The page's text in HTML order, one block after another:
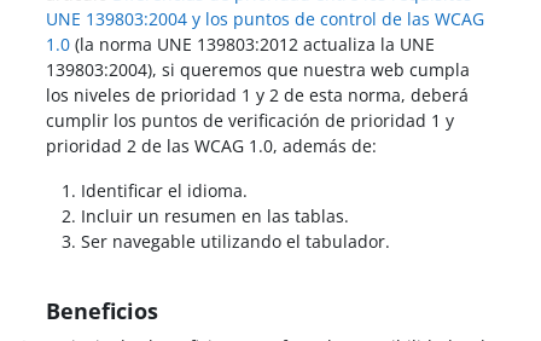
UNE 139803:2004 y los puntos de control de las WCAG
1.0 (la norma UNE 139803:2012 actualiza la UNE
139803:2004), si queremos que nuestra web cumpla
los niveles de prioridad 1 y 2 de esta norma, deberá
cumplir los puntos de verificación de prioridad 1 y
prioridad 2 de las WCAG 1.0, además de:
Identificar el idioma.
Incluir un resumen en las tablas.
Ser navegable utilizando el tabulador.
Beneficios